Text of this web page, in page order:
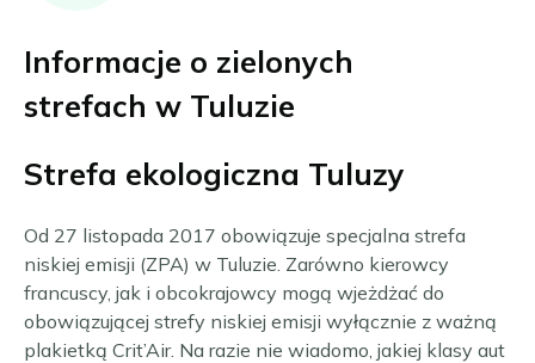
Informacje o zielonych
strefach w Tuluzie
Strefa ekologiczna Tuluzy
Od 27 listopada 2017 obowiązuje specjalna strefa
niskiej emisji (ZPA) w Tuluzie. Zarówno kierowcy
francuscy, jak i obcokrajowcy mogą wjeżdżać do
obowiązującej strefy niskiej emisji wyłącznie z ważną
plakietką Crit’Air. Na razie nie wiadomo, jakiej klasy aut